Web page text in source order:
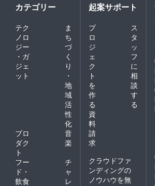
カテゴリー
テク
ノロ
ジー
・ガ
ジェ
ット
ま
ち
づ
く
り
・
地
域
活
性
化
プロ
ダク
ト
音
楽
フー
ド・
飲食
チ
ャ
レ
起案サポート
プ
ロ
ジ
ェ
ク
ト
を
作
る
ス
タ
ッ
フ
に
相
談
す
る
資
料
請
求
クラウドファ
ンディングの
ノウハウを無